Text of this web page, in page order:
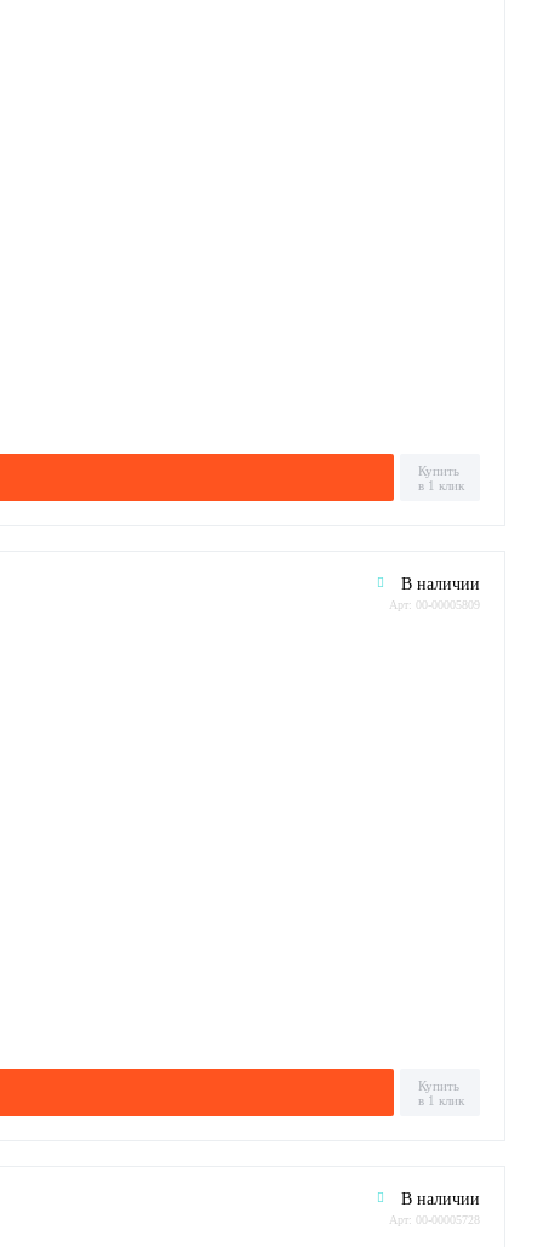
Купить
в 1 клик
В наличии
Арт: 00-00005809
Купить
в 1 клик
В наличии
Арт: 00-00005728